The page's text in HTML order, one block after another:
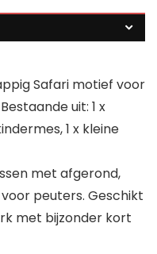
Safari motief voor
uit: 1 x
1 x kleine
met afgerond,
peuters. Geschikt
met bijzonder kort